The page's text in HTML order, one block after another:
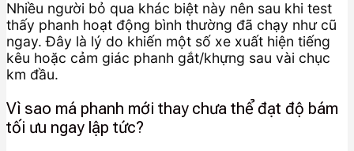
Nhiều người bỏ qua khác biệt này nên sau khi test
thấy phanh hoạt động bình thường đã chạy như cũ
ngay. Đây là lý do khiến một số xe xuất hiện tiếng
kêu hoặc cảm giác phanh gắt/khựng sau vài chục
km đầu.
Vì sao má phanh mới thay chưa thể đạt độ bám
tối ưu ngay lập tức?